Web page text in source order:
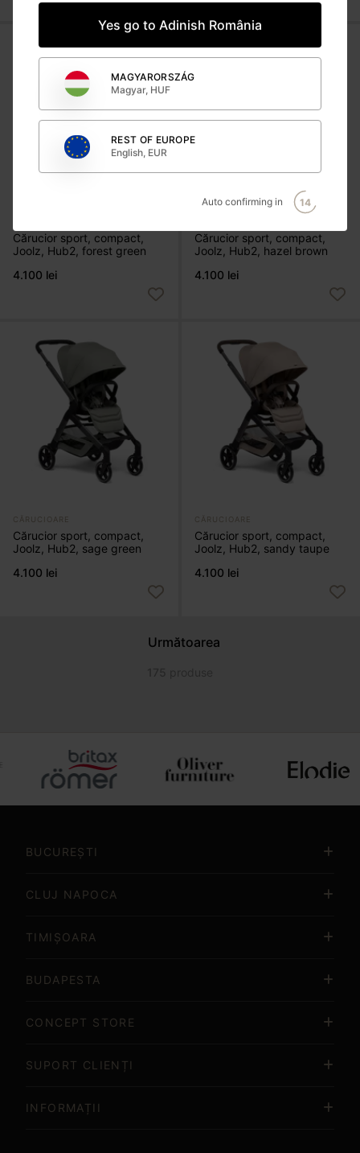
Cărucior sport, compact,
Joolz, Hub2, forest green
4.100 lei
Cărucior sport, compact,
Joolz, Hub2, hazel brown
4.100 lei
CĂRUCIOARE
Cărucior sport, compact,
Joolz, Hub2, sage green
4.100 lei
CĂRUCIOARE
Cărucior sport, compact,
Joolz, Hub2, sandy taupe
4.100 lei
Următoarea
Item
BUCUREȘTI
CLUJ NAPOCA
TIMIȘOARA
BUDAPESTA
CONCEPT STORE
SUPORT CLIENȚI
INFORMAȚII
Yes go to Adinish România
MAGYARORSZÁG
Magyar, HUF
REST OF EUROPE
English, EUR
Auto confirming in 14